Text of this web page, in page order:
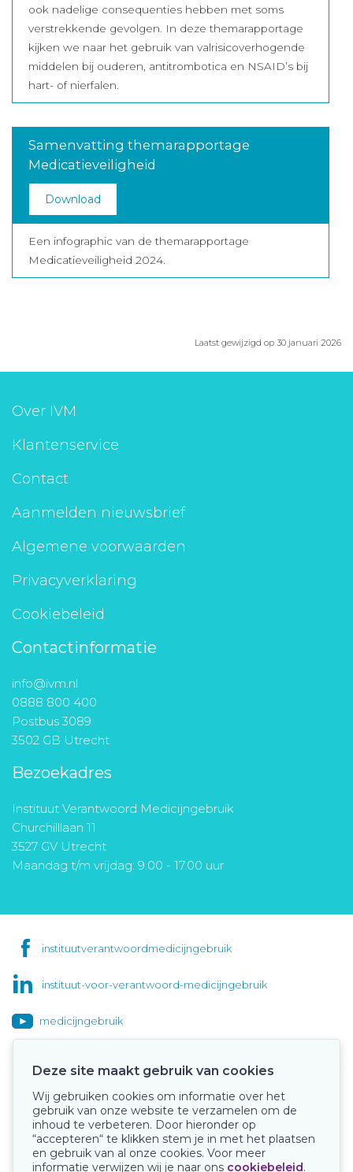
ook nadelige consequenties hebben met soms
verstrekkende gevolgen. In deze themarapportage
kijken we naar het gebruik van valrisicoverhogende
middelen bij ouderen, antitrombotica en NSAID’s bij
hart- of nierfalen.
Samenvatting themarapportage
Medicatieveiligheid
Download
Een infographic van de themarapportage
Medicatieveiligheid 2024.
Laatst gewijzigd op 30 januari 2026
Over IVM
Klantenservice
Contact
Aanmelden nieuwsbrief
Algemene voorwaarden
Privacyverklaring
Cookiebeleid
Contactinformatie
info@ivm.nl
0888 800 400
Postbus 3089
3502 GB Utrecht
Bezoekadres
Instituut Verantwoord Medicijngebruik
Churchilllaan 11
3527 GV Utrecht
Maandag t/m vrijdag: 9.00 - 17.00 uur
instituutverantwoordmedicijngebruik
instituut-voor-verantwoord-medicijngebruik
medicijngebruik
Onze keurmerken
Deze site maakt gebruik van cookies
Wij gebruiken cookies om informatie over het
gebruik van onze website te verzamelen om de
inhoud te verbeteren. Door hieronder op
“accepteren“ te klikken stem je in met het plaatsen
en gebruik van al onze cookies. Voor meer
informatie verwijzen wij je naar ons cookiebeleid.